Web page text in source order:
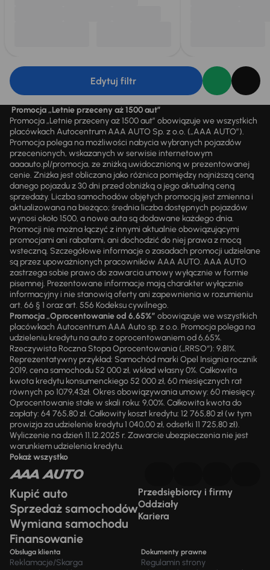
Edytuj filtr
Promocja „Letnie przeceny aż 1500 aut”
Promocja „Letnie przeceny aż 1500 aut” obowiązuje we wszystkich
placówkach Autocentrum AAA AUTO Sp. z o.o. („AAA AUTO”).
Promocja polega na możliwości nabycia wybranych pojazdów
przecenionych, wskazanych w serwisie internetowym
aaaauto.pl/promocja, ze zniżką uwidocznioną w prezentowanej
cenie. Zniżka jest obliczana jako różnica pomiędzy najniższą ceną
danego pojazdu z 30 dni przed obniżką a jego aktualną ceną
sprzedaży. Liczba samochodów objętych promocją jest zmienna i
aktualizowana na bieżąco; średnia liczba dostępnych pojazdów
wynosi około 1500, a nowe auta są dodawane każdego dnia.
Promocji nie można łączyć z innymi aktualnie obowiązującymi
promocjami ani rabatami, ani dochodzić do niej prawa z mocą
wsteczną. Szczegółowe informacje o zasadach promocji udzielane
są przez upoważnionych pracowników AAA AUTO. AAA AUTO
zastrzega sobie prawo do zawarcia umowy wyłącznie w formie
pisemnej. Prezentowane informacje mają charakter wyłącznie
informacyjny i nie stanowią oferty ani zapewnienia w rozumieniu
art. 66 § 1 oraz art. 556 Kodeksu cywilnego.
Promocja „Oprocentowanie od 6,65%” obowiązuje we wszystkich
placówkach Autocentrum AAA Auto sp. z o.o. Promocja polega na
udzieleniu kredytu na auto z oprocentowaniem od 6,65%.
Rzeczywista Roczna Stopa Oprocentowania („RRSO“): 9,81%.
Reprezentatywny przykład: Samochód marki Opel Insignia rocznik
2019, cena samochodu 52 000 zł, wkład własny 0%. Całkowita
kwota kredytu konsumenckiego 52 000 zł, 60 miesięcznych rat
równych po 1079,43zł. Okres obowiązywania umowy: 60 miesięcy.
Oprocentowanie stałe w skali roku: 9,00%. Całkowita kwota do
zapłaty: 64 765,80 zł. Całkowity koszt kredytu: 12 765,80 zł (w tym
prowizja za udzielenie kredytu 1 040,00 zł, odsetki 11 725,80 zł).
Wyliczenie na dzień 11.12.2025 r. Zawarcie ubezpieczenia nie jest
warunkiem udzielenia kredytu.
Pokaż wszystko
Kupić auto
Sprzedaż samochodów
Wymiana samochodu
Finansowanie
Przedsiębiorcy i firmy
Oddziały
Kariera
Obsługa klienta
Reklamacje/Skarga
Dokumenty prawne
Regulamin strony